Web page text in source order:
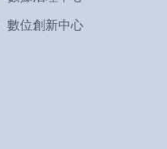
數位創新中心